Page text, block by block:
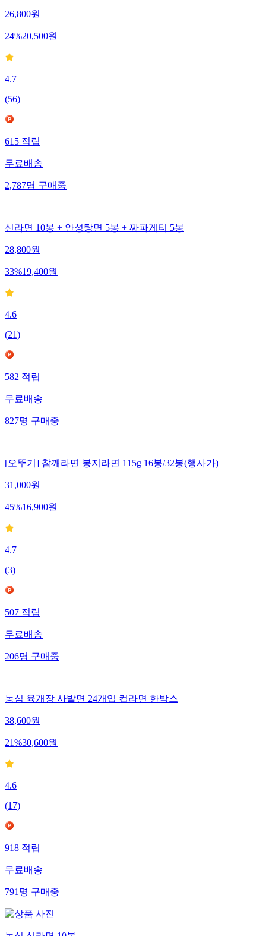
26,800원
24%20,500원
4.7
(56)
615적립
무료배송
2,787명구매중
신라면 10봉 + 안성탕면 5봉 + 짜파게티 5봉
28,800원
33%19,400원
4.6
(21)
582적립
무료배송
827명구매중
[오뚜기] 참깨라면 봉지라면 115g 16봉/32봉(행사가)
31,000원
45%16,900원
4.7
(3)
507적립
무료배송
206명구매중
농심 육개장 사발면 24개입 컵라면 한박스
38,600원
21%30,600원
4.6
(17)
918적립
무료배송
791명구매중